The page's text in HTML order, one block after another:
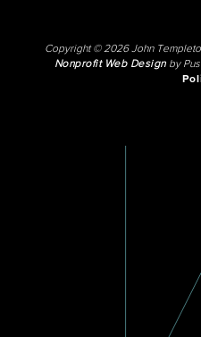
Copyright © 2026 John
Nonprofit Web Designby